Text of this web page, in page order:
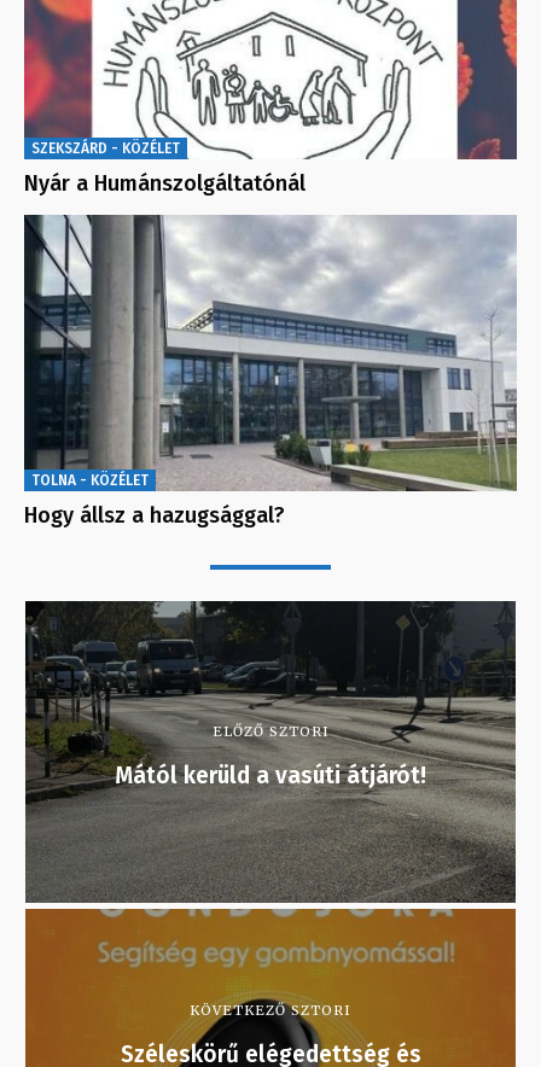
SZEKSZÁRD - KÖZÉLET
Nyár a Humánszolgáltatónál
TOLNA - KÖZÉLET
Hogy állsz a hazugsággal?
ELŐZŐ SZTORI
Mától kerüld a vasúti átjárót!
KÖVETKEZŐ SZTORI
Széleskörű elégedettség és